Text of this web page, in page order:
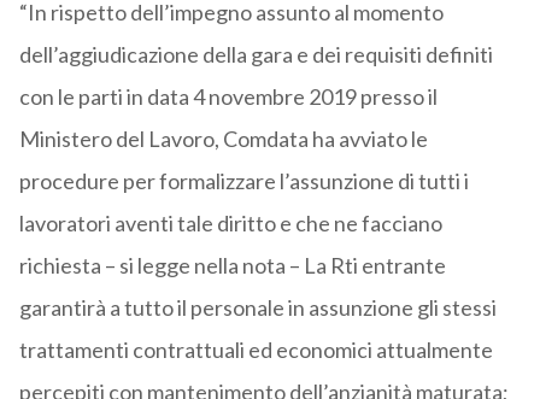
“In rispetto dell’impegno assunto al momento
dell’aggiudicazione della gara e dei requisiti definiti
con le parti in data 4 novembre 2019 presso il
Ministero del Lavoro, Comdata ha avviato le
procedure per formalizzare l’assunzione di tutti i
lavoratori aventi tale diritto e che ne facciano
richiesta – si legge nella nota – La Rti entrante
garantirà a tutto il personale in assunzione gli stessi
trattamenti contrattuali ed economici attualmente
percepiti con mantenimento dell’anzianità maturata;